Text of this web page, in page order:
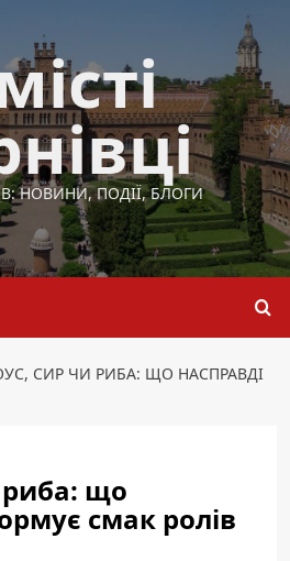
НОВИНИ, ПОДІЇ, БЛОГИ
СИР ЧИ РИБА: ЩО НАСПРАВДІ
риба: що
смак ролів